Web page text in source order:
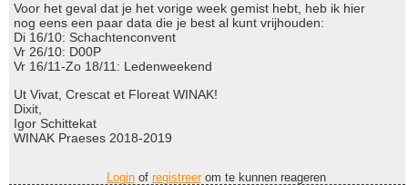
Voor het geval dat je het vorige week gemist hebt, heb ik hier
nog eens een paar data die je best al kunt vrijhouden:
Di 16/10: Schachtenconvent
Vr 26/10: D00P
Vr 16/11-Zo 18/11: Ledenweekend
Ut Vivat, Crescat et Floreat WINAK!
Dixit,
Igor Schittekat
WINAK Praeses 2018-2019
Login of registreerom te kunnen reageren